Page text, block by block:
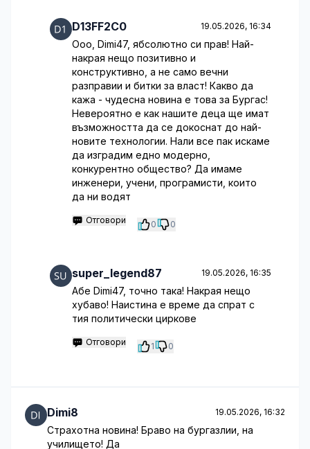
D13FF2C0 19.05.2026, 16:34
Ооо, Dimi47, ябсолютно си прав! Най-
накрая нещо позитивно и
конструктивно, а не само вечни
разправии и битки за власт! Какво да
кажа - чудесна новина е това за Бургас!
Невероятно е как нашите деца ще имат
възможността да се докоснат до най-
новите технологии. Нали все пак искаме
да изградим едно модерно,
конкурентно общество? Да имаме
инженери, учени, програмисти, които
да ни водят
Отговори 0 0
super_legend87 19.05.2026, 16:35
Абе Dimi47, точно така! Накрая нещо
хубаво! Наистина е време да спрат с
тия политически циркове
Отговори 1 0
Dimi8 19.05.2026, 16:32
Страхотна новина! Браво на бургазлии, на
училището! Да